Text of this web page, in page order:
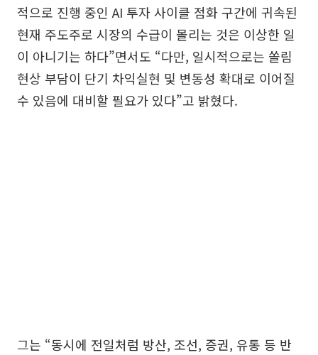
적으로 진행 중인 AI 투자 사이클 점화 구간에 귀속된
현재 주도주로 시장의 수급이 몰리는 것은 이상한 일
이 아니기는 하다”면서도 “다만, 일시적으로는 쏠림
현상 부담이 단기 차익실현 및 변동성 확대로 이어질
수 있음에 대비할 필요가 있다”고 밝혔다.
그는 “동시에 전일처럼 방산, 조선, 증권, 유통 등 반